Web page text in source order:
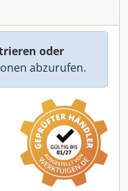
oder
abzurufen.